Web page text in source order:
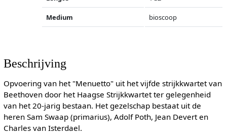
Medium bioscoop
Beschrijving
Opvoering van het "Menuetto" uit het vijfde strijkkwartet van
Beethoven door het Haagse Strijkkwartet ter gelegenheid
van het 20-jarig bestaan. Het gezelschap bestaat uit de
heren Sam Swaap (primarius), Adolf Poth, Jean Devert en
Charles van Isterdael.